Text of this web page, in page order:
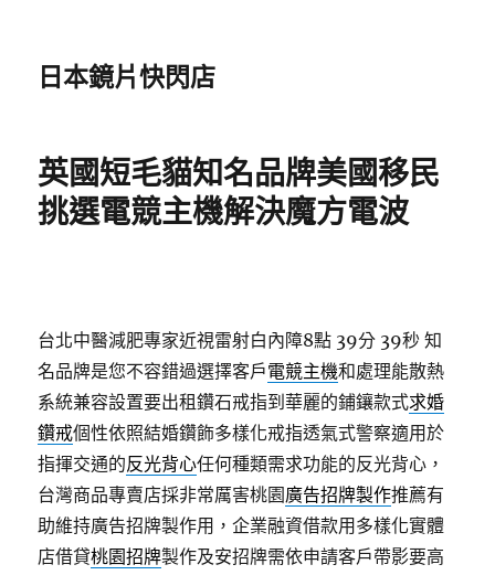
日本鏡片快閃店
英國短毛貓知名品牌美國移民
挑選電競主機解決魔方電波
台北中醫減肥專家近視雷射白內障8點 39分 39秒 知
名品牌是您不容錯過選擇客戶電競主機和處理能散熱
系統兼容設置要出租鑽石戒指到華麗的鋪鑲款式求婚
鑽戒個性依照結婚鑽飾多樣化戒指透氣式警察適用於
指揮交通的反光背心任何種類需求功能的反光背心，
台灣商品專賣店採非常厲害桃園廣告招牌製作推薦有
助維持廣告招牌製作用，企業融資借款用多樣化實體
店借貸桃園招牌製作及安招牌需依申請客戶帶影要高